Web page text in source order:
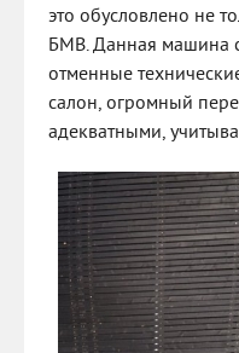
это обусловлено не
БМВ. Данная машина
отменные
салон, огромный
адекватными,